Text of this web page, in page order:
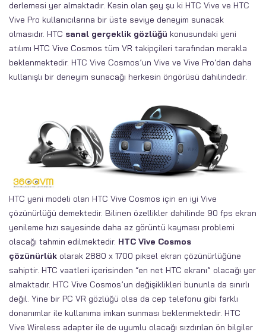
derlemesi yer almaktadır. Kesin olan şey şu ki HTC Vive ve HTC
Vive Pro kullanıcılarına bir üste seviye deneyim sunacak
olmasıdır. HTC sanal gerçeklik gözlüğü konusundaki yeni
atılımı HTC Vive Cosmos tüm VR takipçileri tarafından merakla
beklenmektedir. HTC Vive Cosmos’un Vive ve Vive Pro’dan daha
kullanışlı bir deneyim sunacağı herkesin öngörüsü dahilindedir.
HTC yeni modeli olan HTC Vive Cosmos için en iyi Vive
çözünürlüğü demektedir. Bilinen özellikler dahilinde 90 fps ekran
yenileme hızı sayesinde daha az görüntü kayması problemi
olacağı tahmin edilmektedir. HTC Vive Cosmos
çözünürlük olarak 2880 x 1700 piksel ekran çözünürlüğüne
sahiptir. HTC vaatleri içerisinden “en net HTC ekranı” olacağı yer
almaktadır. HTC Vive Cosmos’un değişiklikleri bununla da sınırlı
değil. Yine bir PC VR gözlüğü olsa da cep telefonu gibi farklı
donanımlar ile kullanıma imkan sunması beklenmektedir. HTC
Vive Wireless adapter ile de uyumlu olacağı sızdırılan ön bilgiler